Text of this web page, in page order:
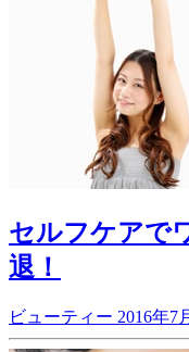
セルフケアで
退！
ビューティー 2016年7